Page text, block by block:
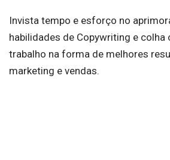
Invista tempo e esforço no
habilidades de Copywriting e
trabalho na forma de melhores
marketing e vendas.